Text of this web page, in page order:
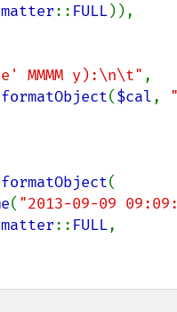
:: FULL)),
MMMM y):\n\t" ,
formatObject($cal,
formatObject(
( "2013-09-09
:: FULL,